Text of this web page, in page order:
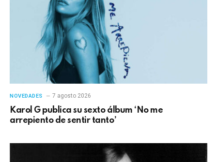
NOVEDADES 7 agosto 2026
Karol G publica su sexto álbum ‘No me
arrepiento de sentir tanto’